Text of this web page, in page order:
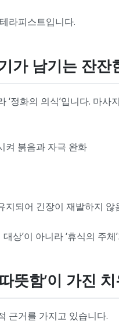
라피스트입니다.
가 남기는 잔잔
정화의 의식’입니다. 마
켜 붉음과 자극 완화
지되어 긴장이 재발하지 않
상’이 아니라 ‘휴식의 주체
뜻함’이 가진
근거를 가지고 있습니다.